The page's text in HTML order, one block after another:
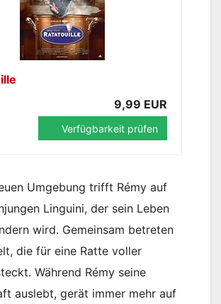
9,99 EUR
Verfügbarkeit prüfen
Umgebung trifft Rémy auf
Linguini, der sein Leben
wird. Gemeinsam betreten
die für eine Ratte voller
Während Rémy seine
auslebt, gerät immer mehr auf